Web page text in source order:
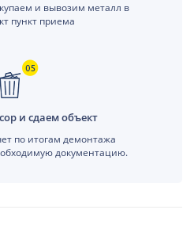
и вывозим металл в
пункт приема
и сдаем объект
по итогам демонтажа
документацию.